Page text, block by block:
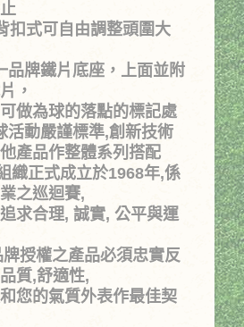
扣式可自由調整頭圍大
品牌鐵片底座，上面並附
，
做為球的落點的標記處
活動嚴謹標準,創新技術
產品作整體系列搭配
織正式成立於1968年,係
之巡迴賽,
求合理, 誠實, 公平與運
授權之產品必須忠實反
質,舒適性,
您的氣質外表作最佳契